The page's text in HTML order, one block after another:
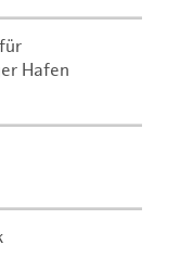
Hafen